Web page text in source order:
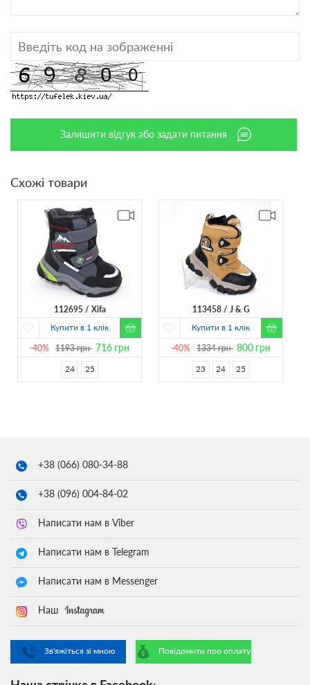
Залишити відгук або задати питання
Схожі товари
112695
Xifa
Купити в 1 клік
-40% 1193грн 716 грн
24 25
113458
J & G
Купити в 1 клік
-40% 1334грн 800 грн
23 24 25
+38 (066) 080-34-88
+38 (096) 004-84-02
Написати нам в Viber
Написати нам в Telegram
Написати нам в Messenger
Наш
Зв'яжіться зі мною Повідомити про оплату